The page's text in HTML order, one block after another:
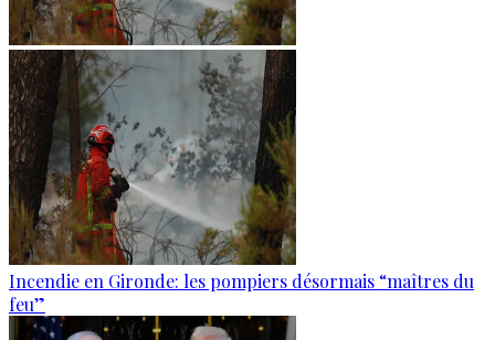
Incendie en Gironde: les pompiers désormais “maîtres du
feu”